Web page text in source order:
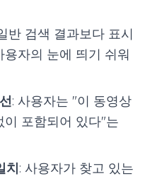
반 검색 결과보다 표시
자의 눈에 띄기 쉬워
: 사용자는 "이 동영상
포함되어 있다"는
치: 사용자가 찾고 있는